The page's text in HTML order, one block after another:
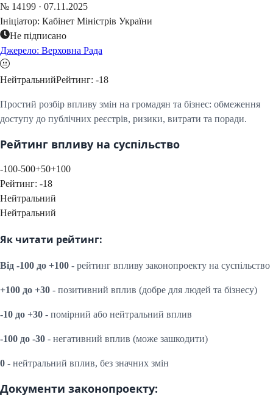
№ 14199 · 07.11.2025
Ініціатор: Кабінет Міністрів України
Не підписано
Джерело: Верховна Рада
НейтральнийРейтинг: -18
Простий розбір впливу змін на громадян та бізнес: обмеження
доступу до публічних реєстрів, ризики, витрати та поради.
Рейтинг впливу на суспільство
-100-500+50+100
Рейтинг: -18
Нейтральний
Нейтральний
Як читати рейтинг:
Від -100 до +100 - рейтинг впливу законопроекту на суспільство
+100 до +30 - позитивний вплив (добре для людей та бізнесу)
-10 до +30 - помірний або нейтральний вплив
-100 до -30 - негативний вплив (може зашкодити)
0 - нейтральний вплив, без значних змін
Документи законопроекту: